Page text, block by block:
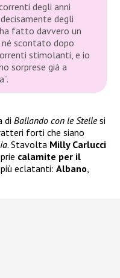
degli anni
degli
fatto davvero un
scontato dopo
stimolanti, e io
sorprese già a
.
di Ballando con le Stellesi
forti che siano
. Stavolta Milly Carlucci
calamite per il
eclatanti: Albano